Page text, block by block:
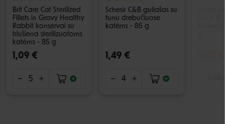
Brit Care Cat Sterilized
Fillets in Gravy Healthy
Rabbit konservai su
triušiena sterilizuotoms
katėms - 85 g
1,09 €
Schesir C&B guliašas su
tunu drebučiuose
katėms - 85 g
1,49 €